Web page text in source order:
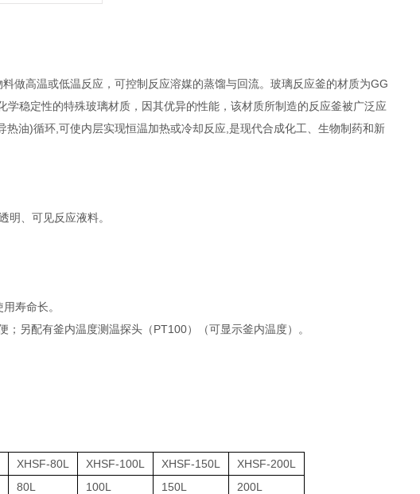
做高温或低温反应，可控制反应溶媒的蒸馏与回流。玻璃反应釜的材质为GG
稳定性的特殊玻璃材质，因其优异的性能，该材质所制造的反应釜被广泛应
油)循环,可使内层实现恒温加热或冷却反应,是现代合成化工、生物制药和新
、可见反应液料。
寿命长。
另配有釜内温度测温探头（PT100）（可显示釜内温度）。
XHSF-80L XHSF-100L XHSF-150L
XHSF-200L
80L 100L 150L
200L